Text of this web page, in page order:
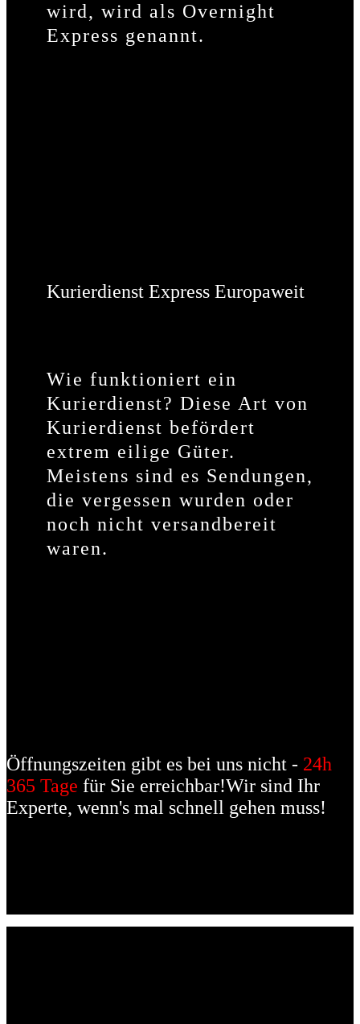
wird, wird als Overnight
Express genannt.
Kurierdienst Express Europaweit
Wie funktioniert ein
Kurierdienst? Diese Art von
Kurierdienst befördert
extrem eilige Güter.
Meistens sind es Sendungen,
die vergessen wurden oder
noch nicht versandbereit
waren.
Öffnungszeiten gibt es bei uns nicht - 24h
365 Tage für Sie erreichbar!Wir sind Ihr
Experte, wenn's mal schnell gehen muss!